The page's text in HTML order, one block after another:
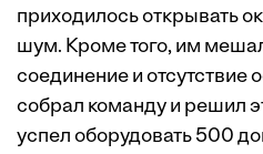
приходилось открывать
шум. Кроме того, им
соединение и
собрал команду и решил
успел оборудовать 500